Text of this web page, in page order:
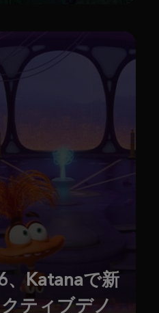
、Katanaで新
ティブデノ